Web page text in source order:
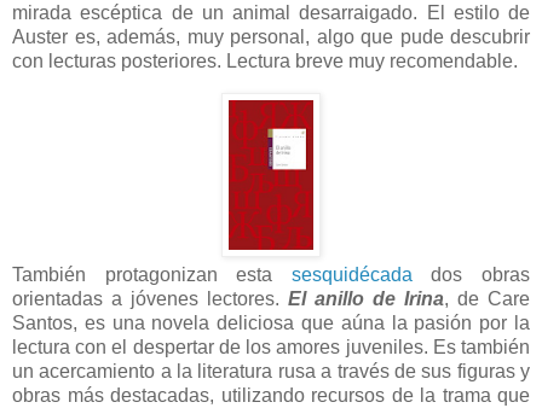
mirada escéptica de un animal desarraigado. El estilo de
Auster es, además, muy personal, algo que pude descubrir
con lecturas posteriores. Lectura breve muy recomendable.
También protagonizan esta sesquidécada dos obras
orientadas a jóvenes lectores. El anillo de Irina, de Care
Santos, es una novela deliciosa que aúna la pasión por la
lectura con el despertar de los amores juveniles. Es también
un acercamiento a la literatura rusa a través de sus figuras y
obras más destacadas, utilizando recursos de la trama que